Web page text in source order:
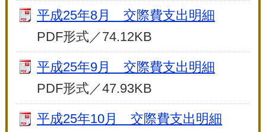
平成25年8月 交際費支出明細
PDF形式／74.12KB
平成25年9月 交際費支出明細
PDF形式／47.93KB
平成25年10月 交際費支出明細